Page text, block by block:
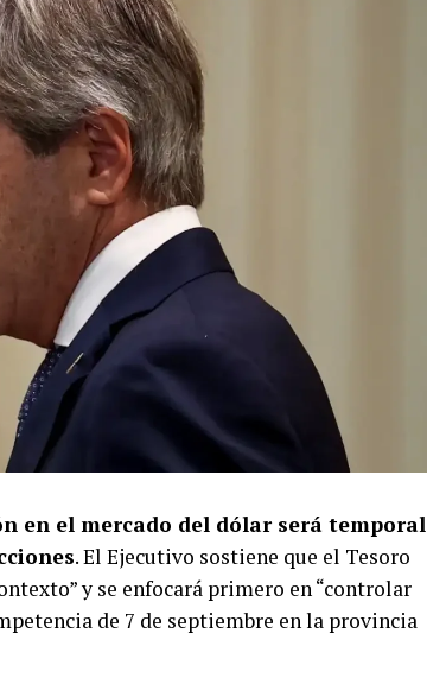
en el mercado del dólarserá temporal
. El Ejecutivo sostiene que el Tesoro
y se enfocará primero en “controlar
de 7 de septiembre en la provincia